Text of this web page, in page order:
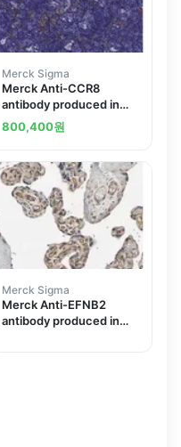
Merck Sigma
Merck Anti-CCR8
antibody produced in
rabbit
800,400원
Merck Sigma
Merck Anti-EFNB2
antibody produced in